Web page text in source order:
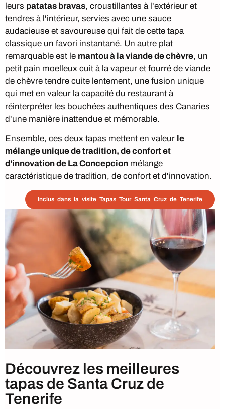
leurs patatas bravas, croustillantes à l'extérieur et
tendres à l'intérieur, servies avec une sauce
audacieuse et savoureuse qui fait de cette tapa
classique un favori instantané. Un autre plat
remarquable est le mantou à la viande de chèvre, un
petit pain moelleux cuit à la vapeur et fourré de viande
de chèvre tendre cuite lentement, une fusion unique
qui met en valeur la capacité du restaurant à
réinterpréter les bouchées authentiques des Canaries
d'une manière inattendue et mémorable.
Ensemble, ces deux tapas mettent en valeur le
mélange unique de tradition, de confort et
d'innovation de La Concepcion mélange
caractéristique de tradition, de confort et d'innovation.
Inclus dans la visite Tapas Tour Santa Cruz de Tenerife
Découvrez les meilleures
tapas de Santa Cruz de
Tenerife